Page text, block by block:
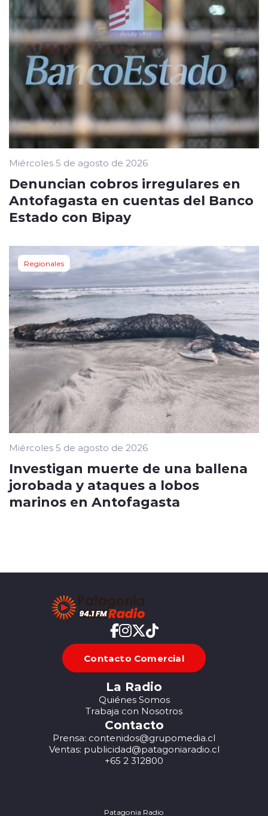
Miércoles 5 de agosto de 2026
Denuncian cobros irregulares en
Antofagasta en cuentas del Banco
Estado con Bipay
Regionales
Miércoles 5 de agosto de 2026
Investigan muerte de una ballena
jorobada y ataques a lobos
marinos en Antofagasta
Contacto Comercial
La Radio
Quiénes Somos
Trabaja con Nosotros
Contacto
Prensa: contenidos@grupomedia.cl
Ventas: publicidad@patagoniaradio.cl
+65 2 312800
Patagonia Radio